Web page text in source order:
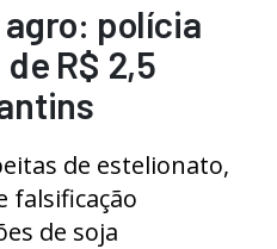
polícia
R$ 2,5
de estelionato,
falsificação
de soja